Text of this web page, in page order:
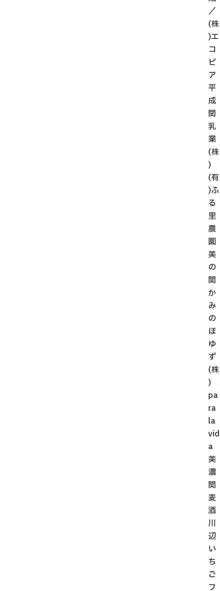
／
(株
)エ
コ
ピ
ア
平
成
関
乳
業
(株
)
(有
)ふ
る
里
農
園
美
の
関
か
み
の
ほ
ゆ
ず
(株
)
pa
ra
la
vid
a
美
濃
関
麦
酒
川
辺
い
ち
ご
フ